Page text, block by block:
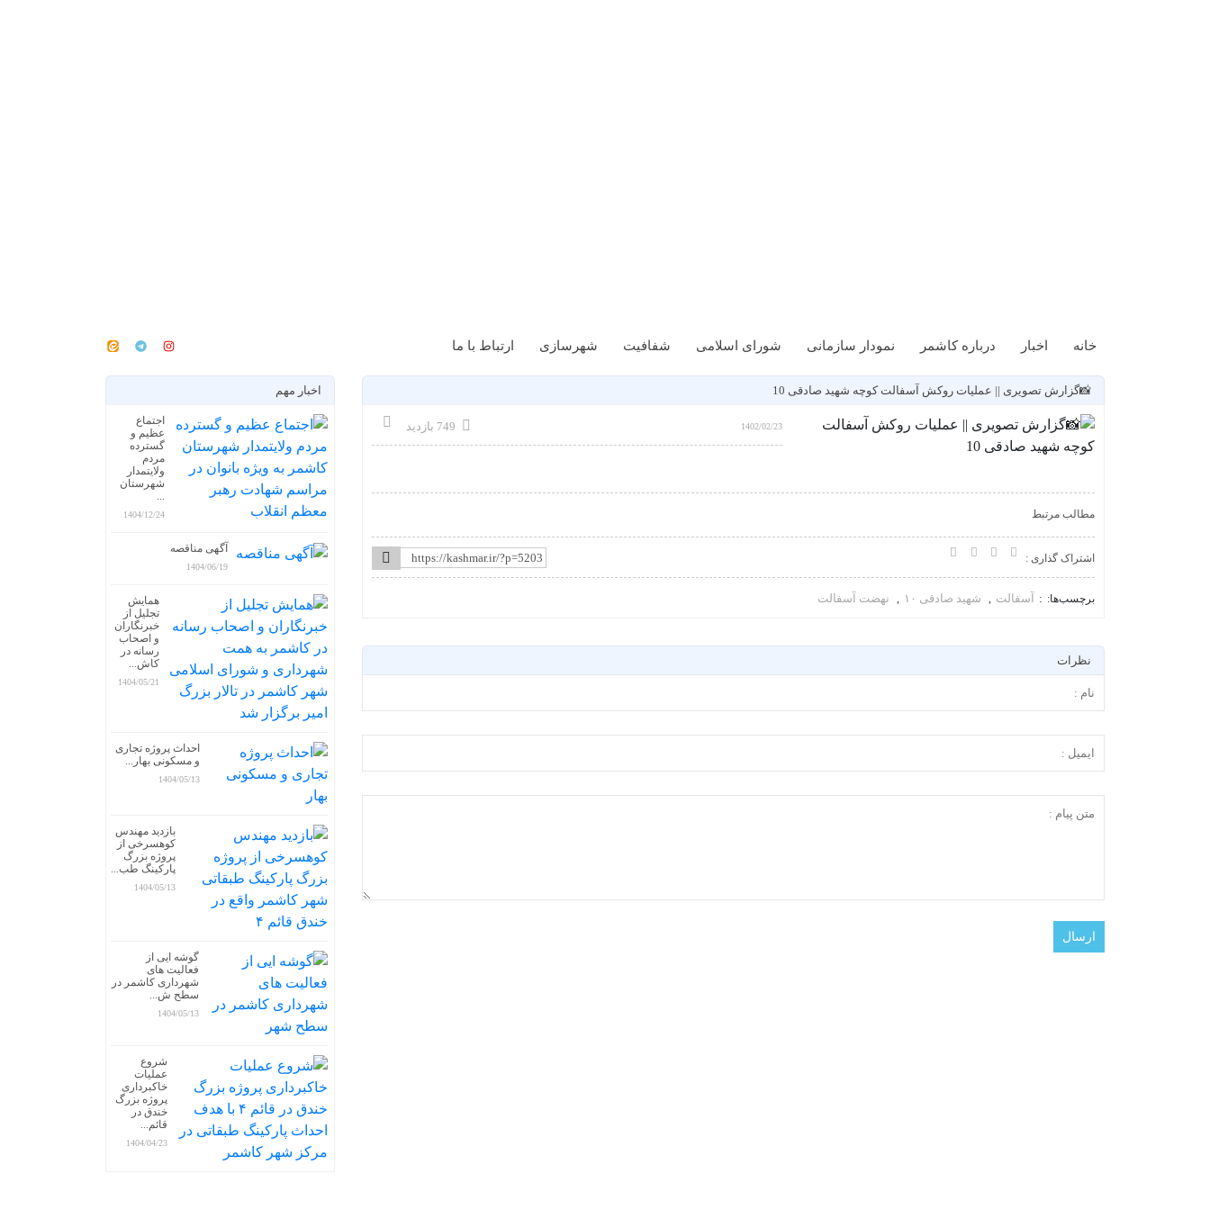
خانه اخبار درباره کاشمر نمودار سازمانی شورای اسلامی شفافیت شهرسازی ارتباط با ما
📸گزارش تصویری || عملیات روکش آسفالت کوچه شهید صادقی 10
1402/02/23 749 بازدید
مطالب مرتبط
اشتراک گذاری :
برچسب‌ها: آسفالت , شهید صادقی ۱۰ , نهضت آسفالت
نظرات
اخبار مهم
اجتماع
عظیم و
گسترده
مردم
ولایتمدار
شهرستان
...
1404/12/24
آگهی مناقصه
1404/06/19
همایش
تجلیل از
خبرنگاران
و اصحاب
رسانه در
کاش...
1404/05/21
احداث پروژه تجاری
و مسکونی بهار...
1404/05/13
بازدید مهندس
کوهسرخی از
پروژه بزرگ
پارکینگ طب...
1404/05/13
گوشه ایی از
فعالیت های
شهرداری کاشمر در
سطح ش...
1404/05/13
شروع
عملیات
خاکبرداری
پروژه بزرگ
خندق در
قائم...
1404/04/23